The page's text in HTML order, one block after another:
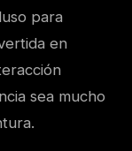
para
en
sea mucho